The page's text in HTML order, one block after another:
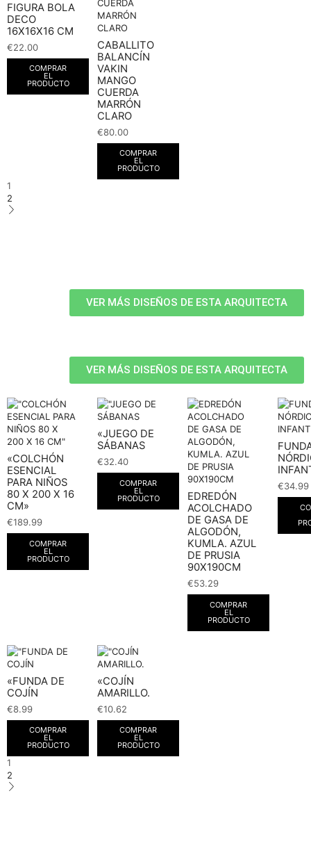
FIGURA BOLA
DECO
16X16X16 CM
€22.00
COMPRAR
EL
PRODUCTO
CABALLITO
BALANCÍN
VAKIN
MANGO
CUERDA
MARRÓN
CLARO
€80.00
COMPRAR
EL
PRODUCTO
1
2
VER MÁS DISEÑOS DE ESTA ARQUITECTA
VER MÁS DISEÑOS DE ESTA ARQUITECTA
«COLCHÓN
ESENCIAL
PARA NIÑOS
80 X 200 X 16
CM»
€189.99
COMPRAR
EL
PRODUCTO
«JUEGO DE
SÁBANAS
€32.40
COMPRAR
EL
PRODUCTO
EDREDÓN
ACOLCHADO
DE GASA DE
ALGODÓN,
KUMLA. AZUL
DE PRUSIA
90X190CM
€53.29
COMPRAR
EL
PRODUCTO
€34.99
«FUNDA DE
COJÍN
€8.99
COMPRAR
EL
PRODUCTO
«COJÍN
AMARILLO.
€10.62
COMPRAR
EL
PRODUCTO
1
2